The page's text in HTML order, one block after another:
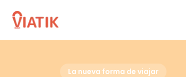
La nueva forma de viajar